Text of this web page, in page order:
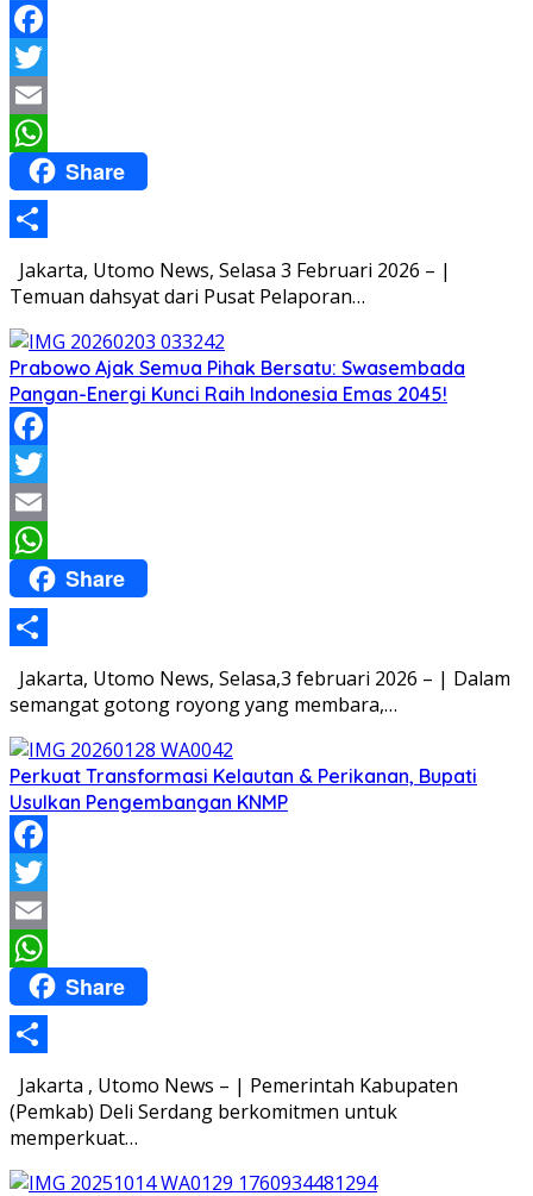
Facebook
Twitter
Email
WhatsApp
Share
Share
Jakarta, Utomo News, Selasa 3 Februari 2026 – |
Temuan dahsyat dari Pusat Pelaporan…
Prabowo Ajak Semua Pihak Bersatu: Swasembada
Pangan-Energi Kunci Raih Indonesia Emas 2045!
Facebook
Twitter
Email
WhatsApp
Share
Share
Jakarta, Utomo News, Selasa,3 februari 2026 – | Dalam
semangat gotong royong yang membara,…
Perkuat Transformasi Kelautan & Perikanan, Bupati
Usulkan Pengembangan KNMP
Facebook
Twitter
Email
WhatsApp
Share
Share
Jakarta , Utomo News – | Pemerintah Kabupaten
(Pemkab) Deli Serdang berkomitmen untuk
memperkuat…